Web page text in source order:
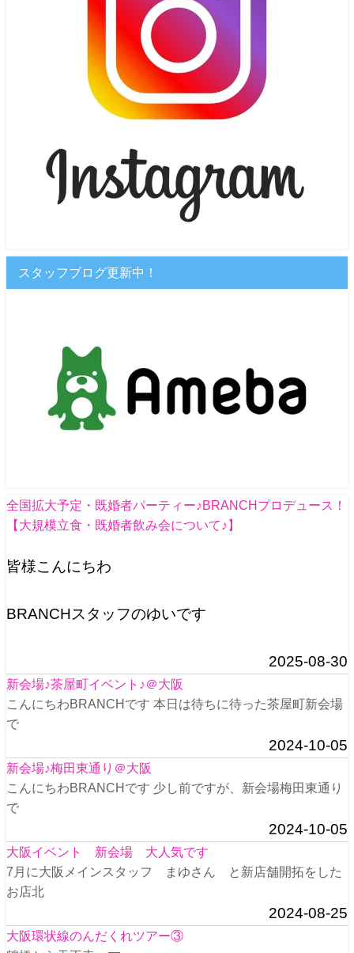
スタッフブログ更新中！
全国拡大予定・既婚者パーティー♪BRANCHプロデュース！
【大規模立食・既婚者飲み会について♪】
皆様こんにちわ
BRANCHスタッフのゆいです
2025-08-30
新会場♪茶屋町イベント♪＠大阪
こんにちわBRANCHです 本日は待ちに待った茶屋町新会場
で
2024-10-05
新会場♪梅田東通り＠大阪
こんにちわBRANCHです 少し前ですが、新会場梅田東通り
で
2024-10-05
大阪イベント 新会場 大人気です
7月に大阪メインスタッフ まゆさん と新店舗開拓をした
お店北
2024-08-25
大阪環状線のんだくれツアー③